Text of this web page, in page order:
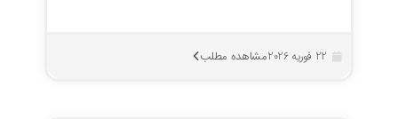
22 فوریه 2026 مشاهده مطلب